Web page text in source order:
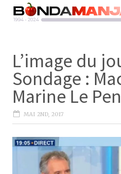
L’image du
Sondage :
Marine Le Pen
MAI 2ND, 2017